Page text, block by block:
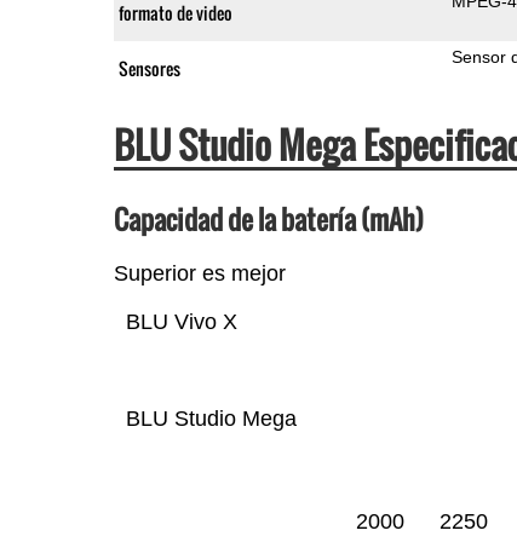
formato de video
Sensores Sensor
BLU Studio Mega
Capacidad de la batería (mAh)
Superior es mejor
BLU Studio Mega
BLU Vivo X
2000 2250